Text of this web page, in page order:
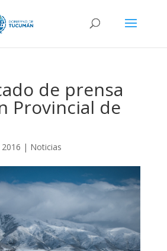
de prensa
Provincial de
2016 | Noticias